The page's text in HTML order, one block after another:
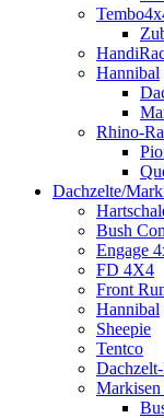
Hannibal
Rhino-
Dachzelte/
Bush
Engage
FD 4X4
Front
Hannibal
Sheepie
Tentco